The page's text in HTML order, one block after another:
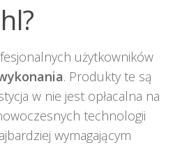
użytkowników
. Produkty te są
w nie jest opłacalna na
technologii
wymagającym